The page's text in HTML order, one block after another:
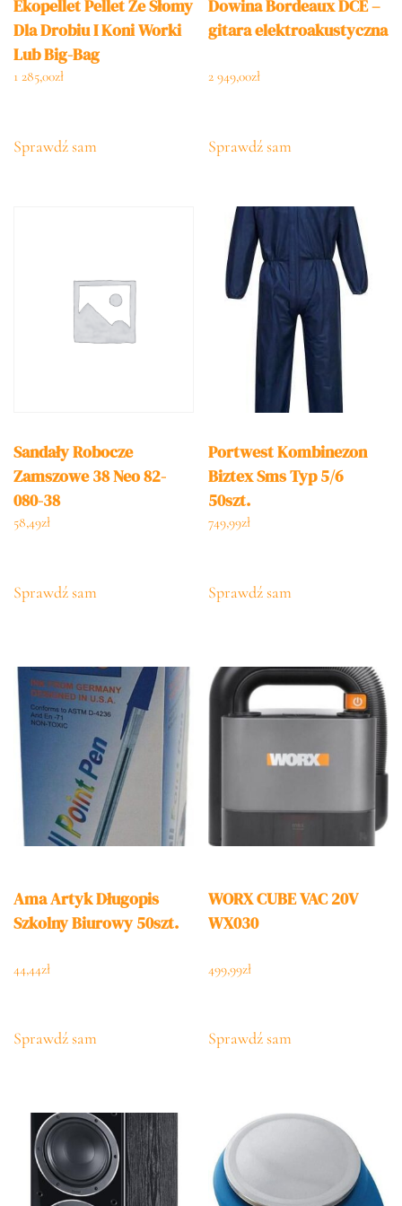
Ekopellet Pellet Ze Słomy
Dla Drobiu I Koni Worki
Lub Big-Bag
1 285,00zł
Sprawdź sam
Dowina Bordeaux DCE –
gitara elektroakustyczna
2 949,00zł
Sprawdź sam
Sandały Robocze
Zamszowe 38 Neo 82-
080-38
58,49zł
Sprawdź sam
Portwest Kombinezon
Biztex Sms Typ 5/6
50szt.
749,99zł
Sprawdź sam
Ama Artyk Długopis
Szkolny Biurowy 50szt.
44,44zł
Sprawdź sam
WORX CUBE VAC 20V
WX030
499,99zł
Sprawdź sam